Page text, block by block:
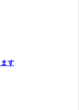
す